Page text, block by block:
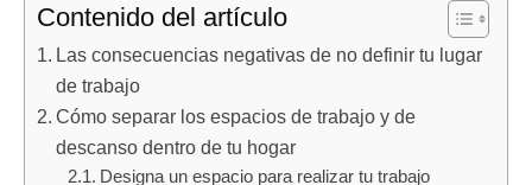
Contenido del artículo
Las consecuencias negativas de no definir tu lugar
de trabajo
Cómo separar los espacios de trabajo y de
descanso dentro de tu hogar
Designa un espacio para realizar tu trabajo